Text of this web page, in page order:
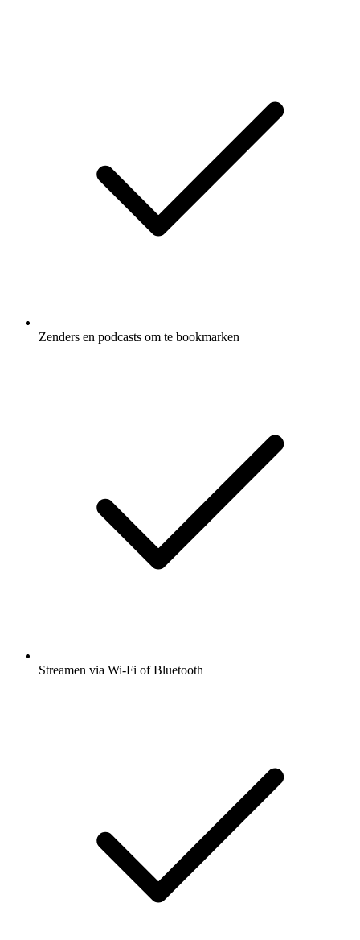
Zenders en podcasts om te bookmarken
Streamen via Wi-Fi of Bluetooth